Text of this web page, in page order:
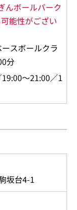
んボールパーク
能性がござい
スボールクラ
分
～21:00／1
坂台4-1